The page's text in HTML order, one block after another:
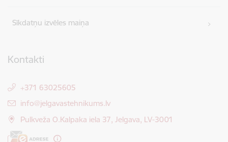
Sīkdatņu izvēles maiņa
Kontakti
+371 63025605
E-pasts:
info@jelgavastehnikums.lv
Pulkveža O.Kalpaka iela 37, Jelgava, LV-3001